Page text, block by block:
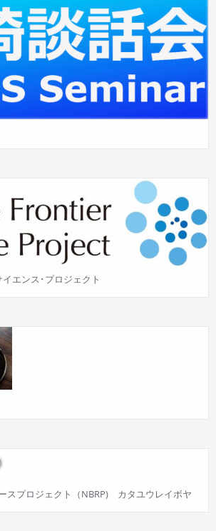
エンス･プロジェクト
スプロジェクト（NBRP) カタユウレイボヤ